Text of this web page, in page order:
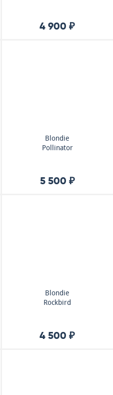
4 900 ₽
Blondie
Pollinator
5 500 ₽
Blondie
Rockbird
4 500 ₽